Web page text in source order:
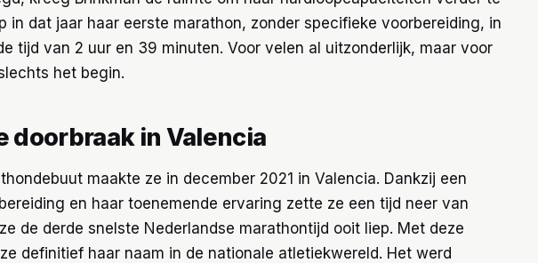
in dat jaar haar eerste marathon, zonder specifieke voorbereiding, in
tijd van 2 uur en 39 minuten. Voor velen al uitzonderlijk, maar voor
het begin.
doorbraak in Valencia
maakte ze in december 2021 in Valencia. Dankzij een
en haar toenemende ervaring zette ze een tijd neer van
de derde snelste Nederlandse marathontijd ooit liep. Met deze
definitief haar naam in de nationale atletiekwereld. Het werd